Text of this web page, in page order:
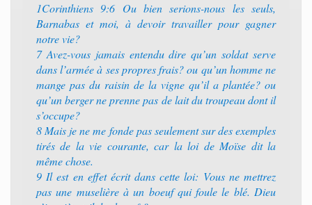
1Corinthiens 9:6 Ou bien serions-nous les seuls,
Barnabas et moi, à devoir travailler pour gagner
notre vie?
7 Avez-vous jamais entendu dire qu’un soldat serve
dans l’armée à ses propres frais? ou qu’un homme ne
mange pas du raisin de la vigne qu’il a plantée? ou
qu’un berger ne prenne pas de lait du troupeau dont il
s’occupe?
8 Mais je ne me fonde pas seulement sur des exemples
tirés de la vie courante, car la loi de Moïse dit la
même chose.
9 Il est en effet écrit dans cette loi: Vous ne mettrez
pas une muselière à un boeuf qui foule le blé. Dieu